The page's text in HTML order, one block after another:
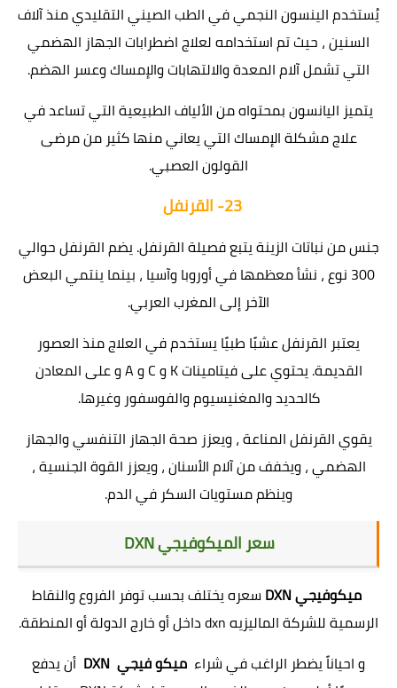
يُستخدم الينسون النجمي في الطب الصيني التقليدي منذ آلاف
السنين ، حيث تم استخدامه لعلاج اضطرابات الجهاز الهضمي
التي تشمل آلام المعدة والالتهابات والإمساك وعسر الهضم.
يتميز اليانسون بمحتواه من الألياف الطبيعية التي تساعد في
علاج مشكلة الإمساك التي يعاني منها كثير من مرضى
القولون العصبي.
23- القرنفل
جنس من نباتات الزينة يتبع فصيلة القرنفل. يضم القرنفل حوالي
300 نوع ، نشأ معظمها في أوروبا وآسيا ، بينما ينتمي البعض
الآخر إلى المغرب العربي.
يعتبر القرنفل عشبًا طبيًا يستخدم في العلاج منذ العصور
القديمة. يحتوي على فيتامينات K و C و A و على المعادن
كالحديد والمغنيسيوم والفوسفور وغيرها.
يقوي القرنفل المناعة ، ويعزز صحة الجهاز التنفسي والجهاز
الهضمي ، ويخفف من آلام الأسنان ، ويعزز القوة الجنسية ،
وينظم مستويات السكر في الدم.
سعر الميكوفيجي DXN
ميكوفيجي DXN
سعره يختلف بحسب توفر الفروع والنقاط
الرسمية للشركة الماليزيه dxn داخل أو خارج الدولة أو المنطقة.
و احياناً يضطر الراغب في شراء ميكو فيجي DXN
أن يدفع